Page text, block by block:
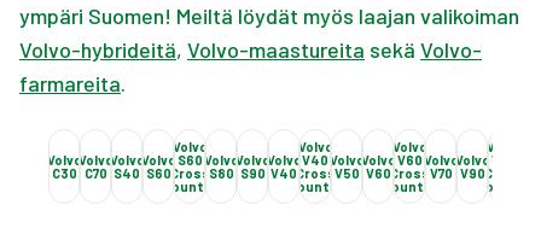
ympäri Suomen! Meiltä löydät myös laajan valikoiman
Volvo-hybrideitä, Volvo-maastureita sekä Volvo-
farmareita.
Volvo
C30
Volvo
C70
Volvo
S40
Volvo
S60
Volvo
S60
Cross
Country
Volvo
S80
Volvo
S90
Volvo
V40
Volvo
V40
Cross
Country
Volvo
V50
Volvo
V60
Volvo
V60
Cross
Country
Volvo
V70
Volvo
V90
Volvo
V90
Cross
Country